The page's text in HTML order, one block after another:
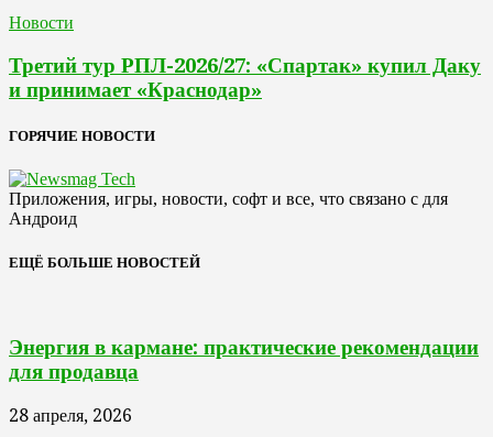
Новости
Третий тур РПЛ-2026/27: «Спартак» купил Даку
и принимает «Краснодар»
ГОРЯЧИЕ НОВОСТИ
Приложения, игры, новости, софт и все, что связано с для
Андроид
ЕЩЁ БОЛЬШЕ НОВОСТЕЙ
Энергия в кармане: практические рекомендации
для продавца
28 апреля, 2026